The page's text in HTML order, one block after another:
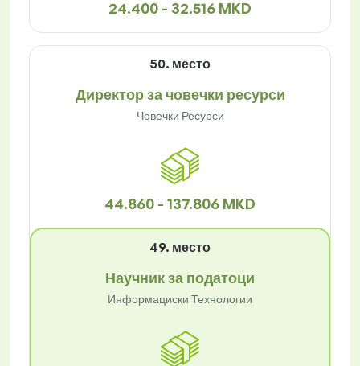
24.400 - 32.516 MKD
50. место
Директор за човечки ресурси
Човечки Ресурси
44.860 - 137.806 MKD
49. место
Научник за податоци
Информациски Технологии